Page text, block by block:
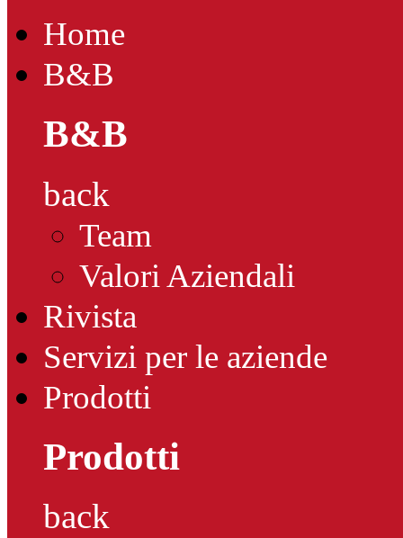
Home
B&B
B&B
back
Team
Valori Aziendali
Rivista
Servizi per le aziende
Prodotti
Prodotti
back